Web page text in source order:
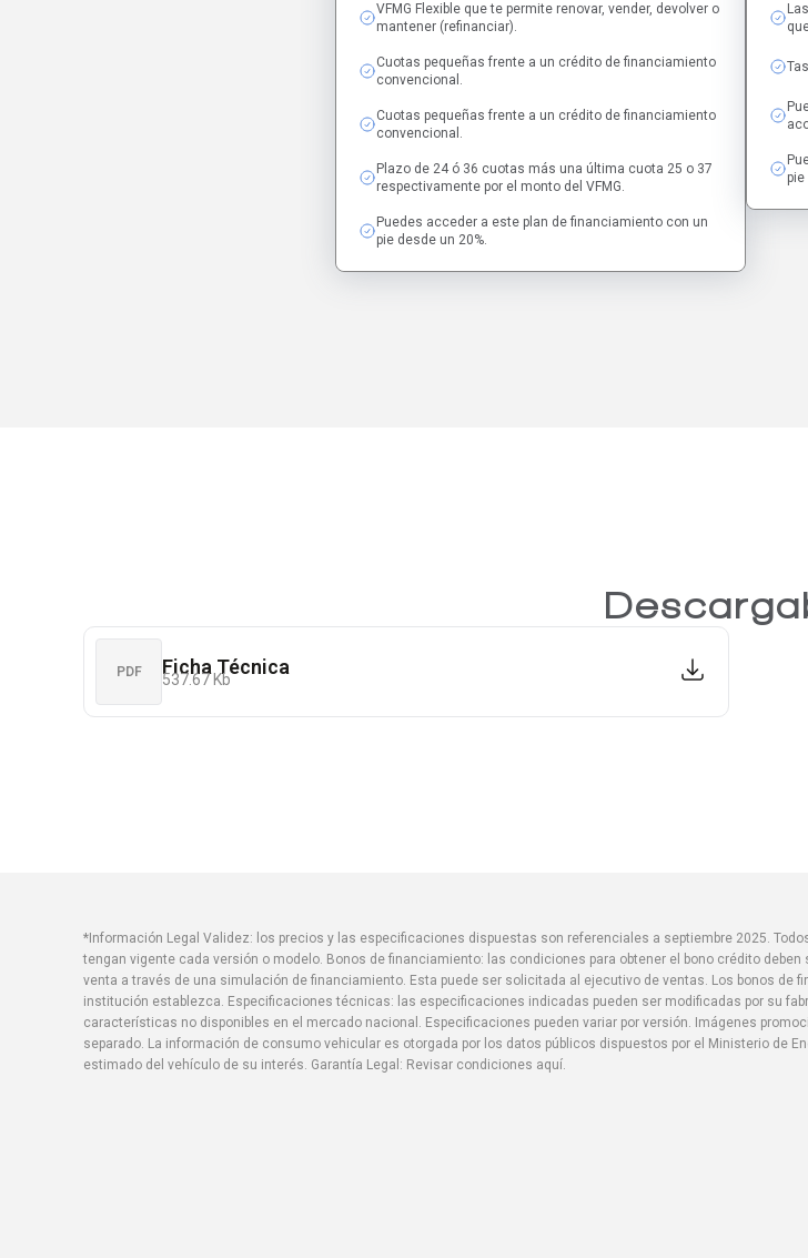
VFMG Flexible que te permite renovar, vender, devolver o
mantener (refinanciar).
Cuotas pequeñas frente a un crédito de financiamiento
convencional.
Cuotas pequeñas frente a un crédito de financiamiento
convencional.
Plazo de 24 ó 36 cuotas más una última cuota 25 o 37
respectivamente por el monto del VFMG.
Puedes acceder a este plan de financiamiento con un
pie desde un 20%.
pie
PDF Ficha Técnica
537.67 Kb
*Información Legal Validez: los precios y las especificaciones dispuestas son referenciales a septiembre 2025.
tengan vigente cada versión o modelo. Bonos de financiamiento: las condiciones para obtener el bono crédito
venta a través de una simulación de financiamiento. Esta puede ser solicitada al ejecutivo de ventas. Los bonos
institución establezca. Especificaciones técnicas: las especificaciones indicadas pueden ser modificadas por su
características no disponibles en el mercado nacional. Especificaciones pueden variar por versión. Imágenes
separado. La información de consumo vehicular es otorgada por los datos públicos dispuestos por el Ministerio de
estimado del vehículo de su interés. Garantía Legal: Revisar condiciones aquí.